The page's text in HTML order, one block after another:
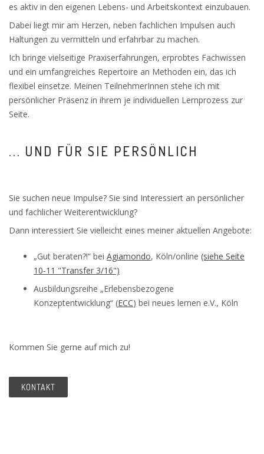
es aktiv in den eigenen Lebens- und Arbeitskontext einzubauen.
Dabei liegt mir am Herzen, neben fachlichen Impulsen auch
Haltungen zu vermitteln und erfahrbar zu machen.
Ich bringe vielseitige Praxiserfahrungen, erprobtes Fachwissen
und ein umfangreiches Repertoire an Methoden ein, das ich
flexibel einsetze. Meinen TeilnehmerInnen stehe ich mit
persönlicher Präsenz in ihrem je individuellen Lernprozess zur
Seite.
... UND FÜR SIE PERSÖNLICH
Sie suchen neue Impulse? Sie sind Interessiert an persönlicher
und fachlicher Weiterentwicklung?
Dann interessiert Sie vielleicht eines meiner aktuellen Angebote:
„Gut beraten?!“ bei Agiamondo, Köln/online (siehe Seite
10-11 "Transfer 3/16")
Ausbildungsreihe „Erlebensbezogene
Konzeptentwicklung“ (ECC) bei neues lernen e.V., Köln
Kommen Sie gerne auf mich zu!
KONTAKT